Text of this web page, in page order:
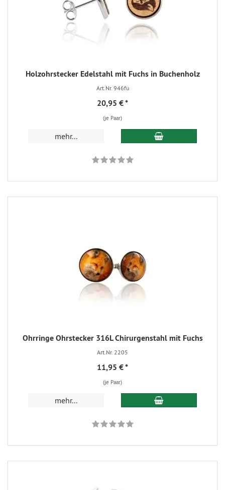
Holzohrstecker Edelstahl mit Fuchs in Buchenholz
Art.Nr. 946fu
20,95 €*
(je Paar)
mehr...
Ohrringe Ohrstecker 316L Chirurgenstahl mit Fuchs
Art.Nr. 2205
11,95 €*
(je Paar)
mehr...